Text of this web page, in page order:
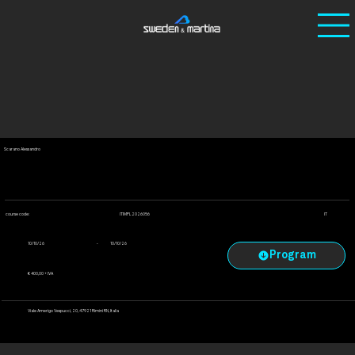
Scarano Alessandro
Viale Amerigo Vespucci, 20, 47921 Rimini RN, Italia
course code: ITIMPL2026056 IT
10/10/26 10/10/26
-
€ 400,00 + IVA
Program